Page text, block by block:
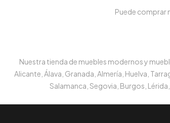
Puede comprar
Nuestra tienda de muebles modernos y
Alicante, Álava, Granada, Almería, Huelva,
Salamanca, Segovia, Burgos,